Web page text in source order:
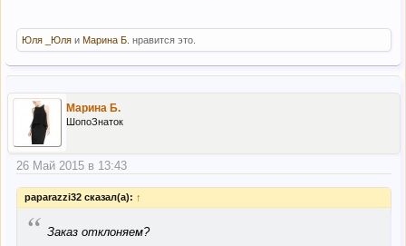
Юля _Юля и Марина Б. нравится это.
Марина Б.
ШопоЗнаток
26 Май 2015 в 13:43
paparazzi32 сказал(а): ↑
“ Заказ отклоняем?